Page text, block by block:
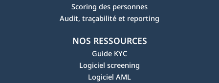
Scoring des personnes
Audit, traçabilité et reporting
NOS RESSOURCES
Guide KYC
Logiciel screening
Logiciel AML